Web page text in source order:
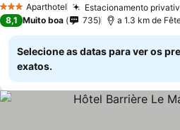
3 EstrelasAparthotel Estacionamento
8,1 Muito boa 735 a 1.3 km de
Selecione as datas para ver os
exatos.